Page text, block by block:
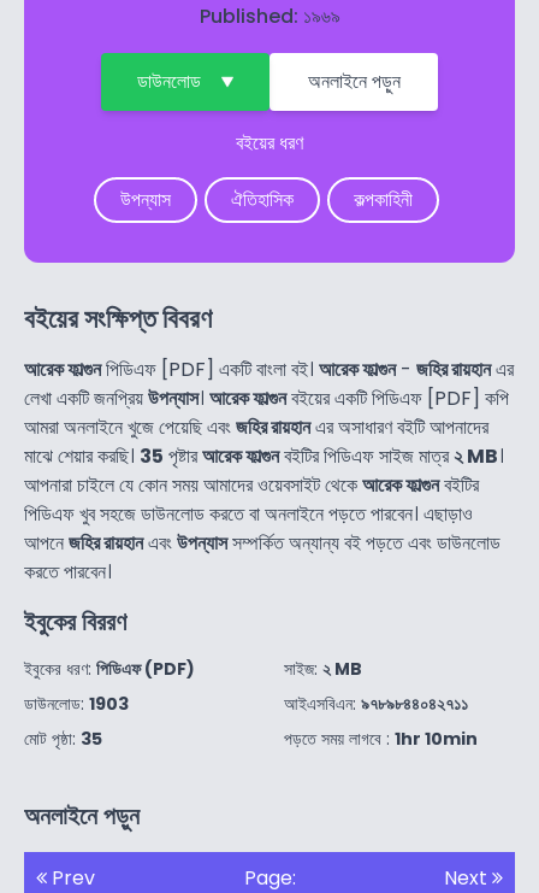
Published: ১৯৬৯
ডাউনলোড অনলাইনে পড়ুন
বইয়ের ধরণ
উপন্যাস ঐতিহাসিক কল্পকাহিনী
বইয়ের সংক্ষিপ্ত বিবরণ
আরেক ফাল্গুনপিডিএফ [PDF] একটি বাংলা বই। আরেক ফাল্গুন- জহির রায়হানএর
লেখা একটি জনপ্রিয়উপন্যাস। আরেক ফাল্গুনবইয়ের একটি পিডিএফ [PDF] কপি
আমরা অনলাইনে খুজে পেয়েছি এবংজহির রায়হানএর অসাধারণ বইটি আপনাদের
মাঝে শেয়ার করছি। 35 পৃষ্টারআরেক ফাল্গুনবইটির পিডিএফ সাইজ মাত্র২ MB।
আপনারা চাইলে যে কোন সময় আমাদের ওয়েবসাইট থেকেআরেক ফাল্গুনবইটির
পিডিএফ খুব সহজে ডাউনলোড করতে বা অনলাইনে পড়তে পারবেন। এছাড়াও
আপনেজহির রায়হানএবংউপন্যাসসম্পর্কিত অন্যান্য বই পড়তে এবং ডাউনলোড
করতে পারবেন।
ইবুকের বিররণ
ইবুকের ধরণ: পিডিএফ (PDF)
ডাউনলোড: 1903
মোট পৃষ্ঠা: 35
সাইজ: ২ MB
আইএসবিএন: ৯৭৮৯৮৪৪০৪২৭১১
পড়তে সময় লাগবে : 1hr 10min
অনলাইনে পড়ুন
Prev Page: Next